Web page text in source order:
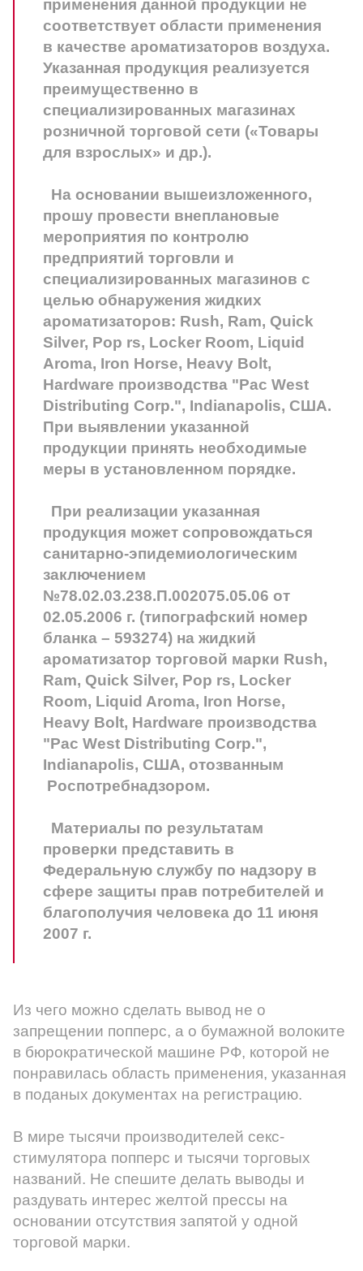
применения данной продукции не
соответствует области применения
в качестве ароматизаторов воздуха.
Указанная продукция реализуется
преимущественно в
специализированных магазинах
розничной торговой сети («Товары
для взрослых» и др.).
На основании вышеизложенного,
прошу провести внеплановые
мероприятия по контролю
предприятий торговли и
специализированных магазинов с
целью обнаружения жидких
ароматизаторов: Rush, Ram, Quick
Silver, Pop rs, Locker Room, Liquid
Aroma, Iron Horse, Heavy Bolt,
Hardware производства "Pac West
Distributing Corp.", Indianapolis, США.
При выявлении указанной
продукции принять необходимые
меры в установленном порядке.
При реализации указанная
продукция может сопровождаться
санитарно-эпидемиологическим
заключением
№78.02.03.238.П.002075.05.06 от
02.05.2006 г. (типографский номер
бланка – 593274) на жидкий
ароматизатор торговой марки Rush,
Ram, Quick Silver, Pop rs, Locker
Room, Liquid Aroma, Iron Horse,
Heavy Bolt, Hardware производства
"Pac West Distributing Corp.",
Indianapolis, США, отозванным
Роспотребнадзором.
Материалы по результатам
проверки представить в
Федеральную службу по надзору в
сфере защиты прав потребителей и
благополучия человека до 11 июня
2007 г.
Из чего можно сделать вывод не о
запрещении попперс, а о бумажной волоките
в бюрократической машине РФ, которой не
понравилась область применения, указанная
в поданых документах на регистрацию.
В мире тысячи производителей секс-
стимулятора попперс и тысячи торговых
названий. Не спешите делать выводы и
раздувать интерес желтой прессы на
основании отсутствия запятой у одной
торговой марки.